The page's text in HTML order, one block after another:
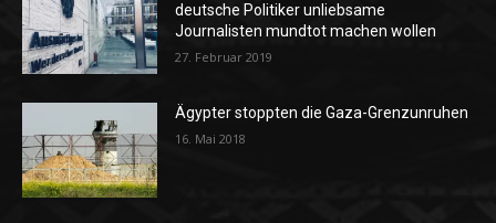
deutsche Politiker unliebsame
Journalisten mundtot machen wollen
27. Februar 2019
Ägypter stoppten die Gaza-Grenzunruhen
16. Mai 2018